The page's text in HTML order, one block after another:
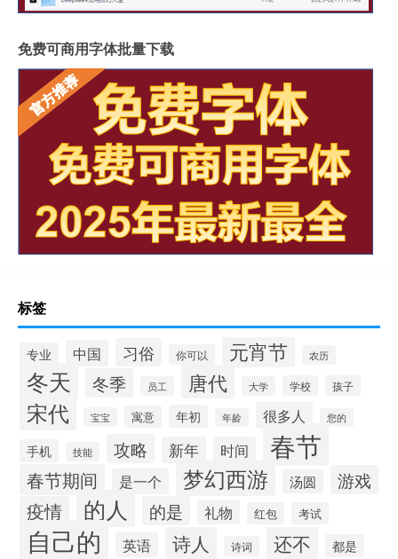
免费可商用字体批量下载
标签
专业 中国 习俗 你可以 元宵节 农历
冬天 冬季 员工 唐代 大学 学校 孩子
宋代 宝宝 寓意 年初 年龄 很多人 您的
手机 技能 攻略 新年 时间 春节
春节期间 是一个 梦幻西游 汤圆 游戏
疫情 的人 的是 礼物 红包 考试
自己的 英语 诗人 诗词 还不 都是